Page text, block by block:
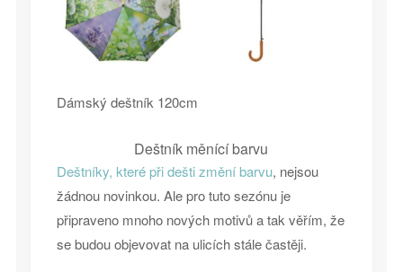
Dámský deštník 120cm
Deštník měnící barvu
Deštníky, které při dešti změní barvu, nejsou
žádnou novinkou. Ale pro tuto sezónu je
připraveno mnoho nových motivů a tak věřím, že
se budou objevovat na ulicích stále častěji.